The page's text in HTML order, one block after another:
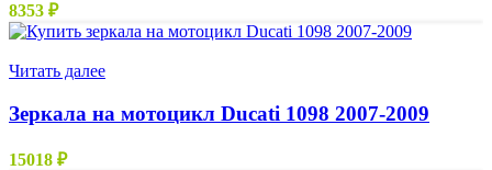
8353 ₽
Читать далее
Зеркала на мотоцикл Ducati 1098 2007-2009
15018 ₽